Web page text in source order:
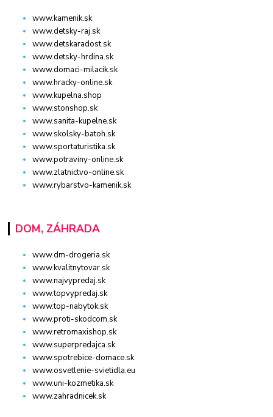
www.kamenik.sk
www.detsky-raj.sk
www.detskaradost.sk
www.detsky-hrdina.sk
www.domaci-milacik.sk
www.hracky-online.sk
www.kupelna.shop
www.stonshop.sk
www.sanita-kupelne.sk
www.skolsky-batoh.sk
www.sportaturistika.sk
www.potraviny-online.sk
www.zlatnictvo-online.sk
www.rybarstvo-kamenik.sk
DOM, ZÁHRADA
www.dm-drogeria.sk
www.kvalitnytovar.sk
www.najvypredaj.sk
www.topvypredaj.sk
www.top-nabytok.sk
www.proti-skodcom.sk
www.retromaxishop.sk
www.superpredajca.sk
www.spotrebice-domace.sk
www.osvetlenie-svietidla.eu
www.uni-kozmetika.sk
www.zahradnicek.sk